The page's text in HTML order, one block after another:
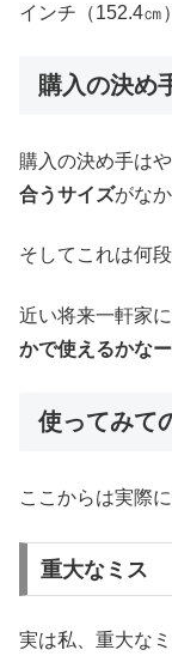
インチ（152.4㎝
購入の決め
購入の決め手は
合うサイズがな
そしてこれは何
近い将来一軒家
かで使えるかなー
使ってみて
ここからは実際
重大なミス
実は私、重大な